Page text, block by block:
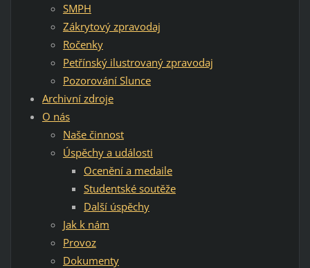
SMPH
Zákrytový zpravodaj
Ročenky
Petřínský ilustrovaný zpravodaj
Pozorování Slunce
Archivní zdroje
O nás
Naše činnost
Úspěchy a události
Ocenění a medaile
Studentské soutěže
Další úspěchy
Jak k nám
Provoz
Dokumenty